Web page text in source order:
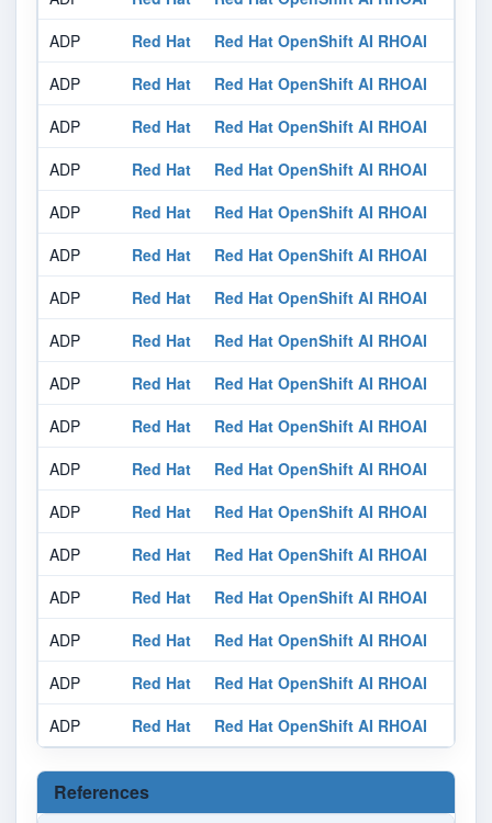
ADP
Red Hat
Red Hat OpenShift AI RHOAI
ADP
Red Hat
Red Hat OpenShift AI RHOAI
ADP
Red Hat
Red Hat OpenShift AI RHOAI
ADP
Red Hat
Red Hat OpenShift AI RHOAI
ADP
Red Hat
Red Hat OpenShift AI RHOAI
ADP
Red Hat
Red Hat OpenShift AI RHOAI
ADP
Red Hat
Red Hat OpenShift AI RHOAI
ADP
Red Hat
Red Hat OpenShift AI RHOAI
ADP
Red Hat
Red Hat OpenShift AI RHOAI
ADP
Red Hat
Red Hat OpenShift AI RHOAI
ADP
Red Hat
Red Hat OpenShift AI RHOAI
ADP
Red Hat
Red Hat OpenShift AI RHOAI
ADP
Red Hat
Red Hat OpenShift AI RHOAI
ADP
Red Hat
Red Hat OpenShift AI RHOAI
ADP
Red Hat
Red Hat OpenShift AI RHOAI
ADP
Red Hat
Red Hat OpenShift AI RHOAI
ADP
Red Hat Red Hat OpenShift AI RHOAI
References